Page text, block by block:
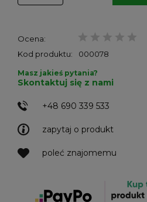
Ocena:
Kod produktu:
000078
zapytaj o produkt
poleć znajomemu
Masz jakieś pytania?
Skontaktuj się z nami
+48 690 339 533